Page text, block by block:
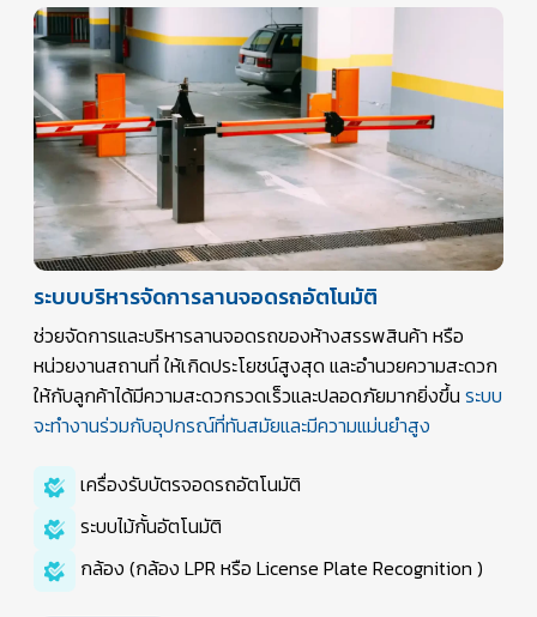
ระบบบริหารจัดการลานจอดรถอัตโนมัติ
ช่วยจัดการและบริหารลานจอดรถของห้างสรรพสินค้า หรือ
หน่วยงานสถานที่ ให้เกิดประโยชน์สูงสุด และอำนวยความสะดวก
ให้กับลูกค้าได้มีความสะดวกรวดเร็วและปลอดภัยมากยิ่งขึ้นระบบ
จะทำงานร่วมกับอุปกรณ์ที่ทันสมัยและมีความแม่นยำสูง
เครื่องรับบัตรจอดรถอัตโนมัติ
ระบบไม้กั้นอัตโนมัติ
กล้อง (กล้อง LPR หรือ License Plate Recognition )